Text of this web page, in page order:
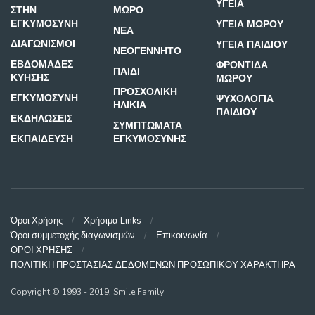
ΣΤΗΝ
ΕΓΚΥΜΟΣΥΝΗ
ΔΙΑΓΩΝΙΣΜΟΙ
ΕΒΔΟΜΑΔΕΣ
ΚΥΗΣΗΣ
ΕΓΚΥΜΟΣΥΝΗ
ΕΚΔΗΛΩΣΕΙΣ
ΕΚΠΑΙΔΕΥΣΗ
ΜΩΡΟ
ΝΕΑ
ΝΕΟΓΕΝΝΗΤΟ
ΠΑΙΔΙ
ΠΡΟΣΧΟΛΙΚΗ
ΗΛΙΚΙΑ
ΣΥΜΠΤΩΜΑΤΑ
ΕΓΚΥΜΟΣΥΝΗΣ
ΥΓΕΙΑ
ΥΓΕΙΑ ΜΩΡΟΥ
ΥΓΕΙΑ ΠΑΙΔΙΟΥ
ΦΡΟΝΤΙΔΑ
ΜΩΡΟΥ
ΨΥΧΟΛΟΓΙΑ
ΠΑΙΔΙΟΥ
Όροι Χρήσης
Χρήσιμα Links
Όροι συμμετοχής διαγωνισμών
Επικοινωνία
ΟΡΟΙ ΧΡΗΣΗΣ
ΠΟΛΙΤΙΚΗ ΠΡΟΣΤΑΣΙΑΣ ΔΕΔΟΜΕΝΩΝ ΠΡΟΣΩΠΙΚΟΥ ΧΑΡΑΚΤΗΡΑ
Copyright © 1993 - 2019, Smile Family